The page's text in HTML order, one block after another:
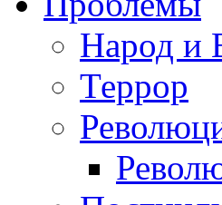
Народ и
Террор